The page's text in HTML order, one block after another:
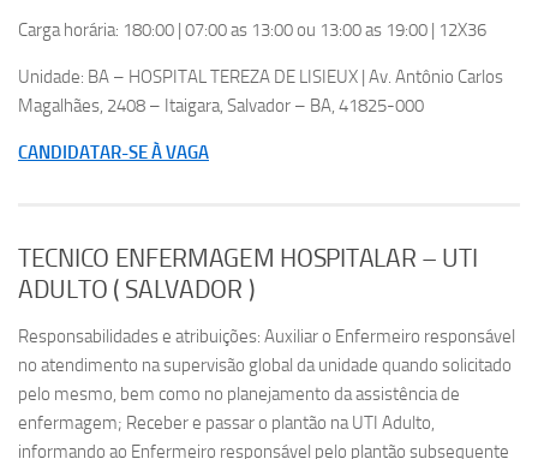
Carga horária: 180:00 | 07:00 as 13:00 ou 13:00 as 19:00 | 12X36
Unidade: BA – HOSPITAL TEREZA DE LISIEUX | Av. Antônio Carlos
Magalhães, 2408 – Itaigara, Salvador – BA, 41825-000
CANDIDATAR-SE À VAGA
TECNICO ENFERMAGEM HOSPITALAR – UTI
ADULTO ( SALVADOR )
Responsabilidades e atribuições: Auxiliar o Enfermeiro responsável
no atendimento na supervisão global da unidade quando solicitado
pelo mesmo, bem como no planejamento da assistência de
enfermagem; Receber e passar o plantão na UTI Adulto,
informando ao Enfermeiro responsável pelo plantão subsequente